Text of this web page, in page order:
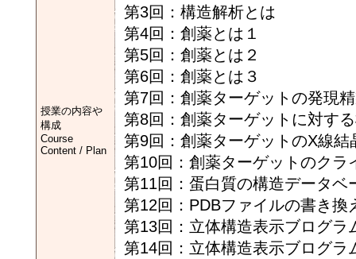
授業の内容や
構成
Course
Content / Plan
第3回：構造解析とは
第4回：創薬とは１
第5回：創薬とは２
第6回：創薬とは３
第7回：創薬ターゲットの発現
第8回：創薬ターゲットに対す
第9回：創薬ターゲットのX線
第10回：創薬ターゲットのク
第11回：蛋白質の構造データベ
第12回：PDBファイルの書き換
第13回：立体構造表示ブログラ
第14回：立体構造表示ブログラ